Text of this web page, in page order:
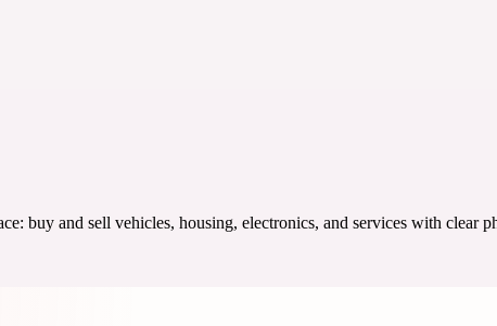
buy and sell vehicles, housing, electronics, and services with